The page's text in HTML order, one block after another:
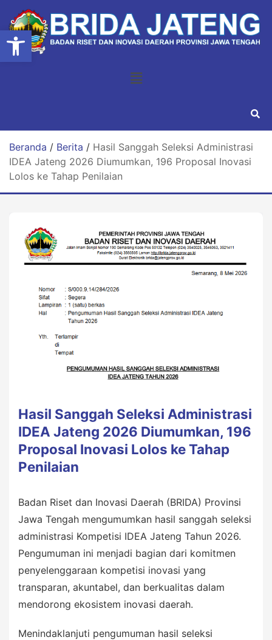
Open toolbar
Beranda / Berita / Hasil Sanggah Seleksi Administrasi
IDEA Jateng 2026 Diumumkan, 196 Proposal Inovasi
Lolos ke Tahap Penilaian
Hasil Sanggah Seleksi Administrasi
IDEA Jateng 2026 Diumumkan, 196
Proposal Inovasi Lolos ke Tahap
Penilaian
Badan Riset dan Inovasi Daerah (BRIDA) Provinsi
Jawa Tengah mengumumkan hasil sanggah seleksi
administrasi Kompetisi IDEA Jateng Tahun 2026.
Pengumuman ini menjadi bagian dari komitmen
penyelenggaraan kompetisi inovasi yang
transparan, akuntabel, dan berkualitas dalam
mendorong ekosistem inovasi daerah.
Menindaklanjuti pengumuman hasil seleksi